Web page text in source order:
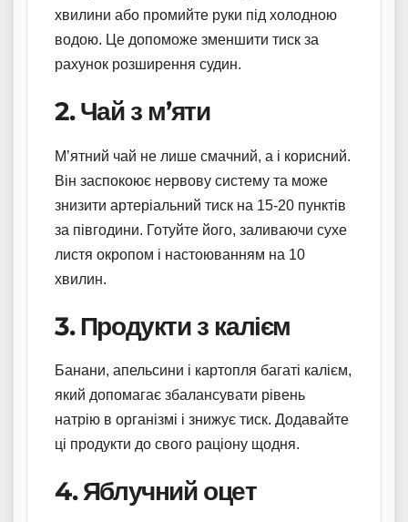
хвилини або промийте руки під холодною
водою. Це допоможе зменшити тиск за
рахунок розширення судин.
2. Чай з м’яти
М’ятний чай не лише смачний, а і корисний.
Він заспокоює нервову систему та може
знизити артеріальний тиск на 15-20 пунктів
за півгодини. Готуйте його, заливаючи сухе
листя окропом і настоюванням на 10
хвилин.
3. Продукти з калієм
Банани, апельсини і картопля багаті калієм,
який допомагає збалансувати рівень
натрію в організмі і знижує тиск. Додавайте
ці продукти до свого раціону щодня.
4. Яблучний оцет